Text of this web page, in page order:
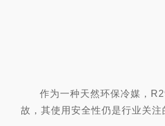
作为一种天然环保冷媒，
故，其使用安全性仍是行业关注